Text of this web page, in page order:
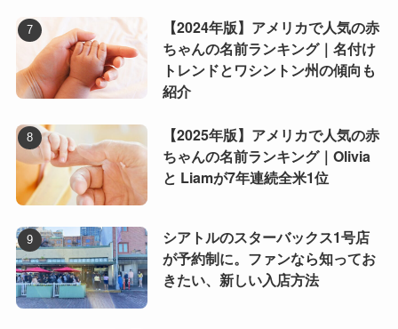
【2024年版】アメリカで人気の赤
ちゃんの名前ランキング｜名付け
トレンドとワシントン州の傾向も
紹介
【2025年版】アメリカで人気の赤
ちゃんの名前ランキング｜Olivia
と Liamが7年連続全米1位
シアトルのスターバックス1号店
が予約制に。ファンなら知ってお
きたい、新しい入店方法